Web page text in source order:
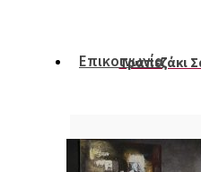
Επικοινωνία
Δίκτυο
Τραπεζάκι